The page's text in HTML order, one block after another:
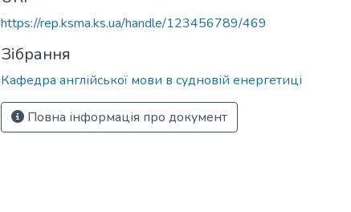
https://rep.ksma.ks.ua/handle/123456789/469
Зібрання
Кафедра англійської мови в судновій енергетиці
Повна інформація про документ